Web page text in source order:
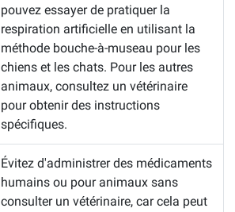
pouvez essayer de pratiquer la
respiration artificielle en utilisant la
méthode bouche-à-museau pour les
chiens et les chats. Pour les autres
animaux, consultez un vétérinaire
pour obtenir des instructions
spécifiques.
Évitez d'administrer des médicaments
humains ou pour animaux sans
consulter un vétérinaire, car cela peut